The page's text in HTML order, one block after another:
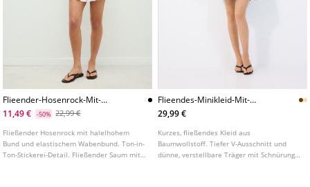
Flieender-Hosenrock-Mit-
Volants
11,49 € -50% 22,99 €
Fließender Hosenrock mit halelhohem
Bund und elastischem Wabenbund. Ton-in-
Ton-Stickerei-Detail. Fließender Saum mit
Flieendes-Minikleid-Mit-
Ruckenschnurung
29,99 €
Kurzes, fließendes Kleid aus
Baumwollstoff. Tiefer V-Ausschnitt und
dünne, verstellbare Träger mit Schnürung